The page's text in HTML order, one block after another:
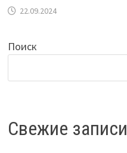
22.09.2024
Поиск
Свежие записи